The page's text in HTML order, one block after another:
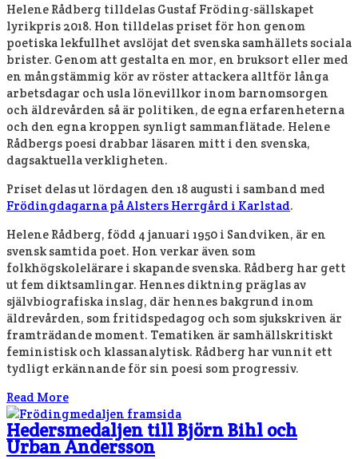
Helene Rådberg tilldelas Gustaf Fröding-sällskapet
lyrikpris 2018. Hon tilldelas priset för hon genom
poetiska lekfullhet avslöjat det svenska samhällets sociala
brister. Genom att gestalta en mor, en bruksort eller med
en mångstämmig kör av röster attackera alltför långa
arbetsdagar och usla lönevillkor inom barnomsorgen
och äldrevården så är politiken, de egna erfarenheterna
och den egna kroppen synligt sammanflätade. Helene
Rådbergs poesi drabbar läsaren mitt i den svenska,
dagsaktuella verkligheten.
Priset delas ut lördagen den 18 augusti i samband med
Frödingdagarna på Alsters Herrgård i Karlstad.
Helene Rådberg, född 4 januari 1950 i Sandviken, är en
svensk samtida poet. Hon verkar även som
folkhögskolelärare i skapande svenska. Rådberg har gett
ut fem diktsamlingar. Hennes diktning präglas av
självbiografiska inslag, där hennes bakgrund inom
äldrevården, som fritidspedagog och som sjukskriven är
framträdande moment. Tematiken är samhällskritiskt
feministisk och klassanalytisk. Rådberg har vunnit ett
tydligt erkännande för sin poesi som progressiv.
Read More
Hedersmedaljen till Björn Bihl och
Urban Andersson